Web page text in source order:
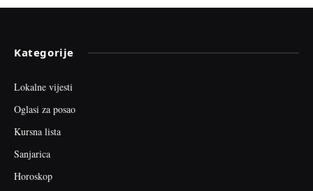
Kategorije
Lokalne vijesti
Oglasi za posao
Kursna lista
Sanjarica
Horoskop